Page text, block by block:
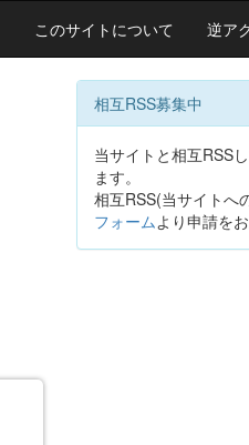
このサイトについて 逆ア
相互RSS募集中
当サイトと相互RSS
ます。
相互RSS(当サイトへ
フォームより申請を